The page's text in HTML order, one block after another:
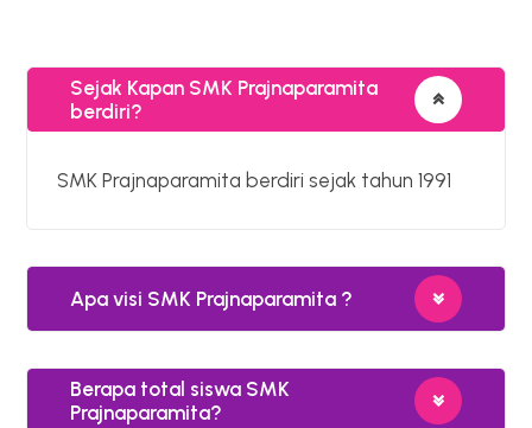
Sejak Kapan SMK Prajnaparamita
berdiri?
SMK Prajnaparamita berdiri sejak tahun 1991
Apa visi SMK Prajnaparamita ?
Berapa total siswa SMK
Prajnaparamita?